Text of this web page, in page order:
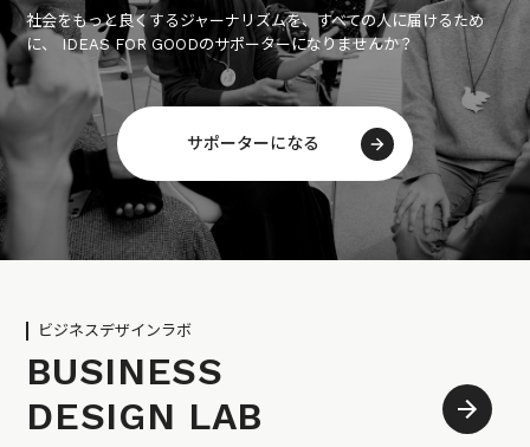
社会をもっと良くするジャーナリズムを、すべての人に届けるため
に、 IDEAS FOR GOODのサポーターになりませんか？
サポーターになる
ビジネスデザインラボ
BUSINESS
DESIGN LAB